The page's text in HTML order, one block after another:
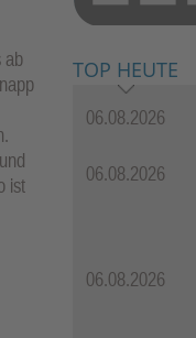
ab
ist
TOP HEUTE
06.08.2026
06.08.2026
06.08.2026